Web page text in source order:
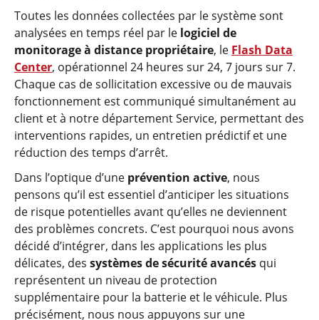
Toutes les données collectées par le système sont
analysées en temps réel par le logiciel de
monitorage à distance propriétaire, le Flash Data
Center, opérationnel 24 heures sur 24, 7 jours sur 7.
Chaque cas de sollicitation excessive ou de mauvais
fonctionnement est communiqué simultanément au
client et à notre département Service, permettant des
interventions rapides, un entretien prédictif et une
réduction des temps d’arrêt.
Dans l’optique d’une prévention active, nous
pensons qu’il est essentiel d’anticiper les situations
de risque potentielles avant qu’elles ne deviennent
des problèmes concrets. C’est pourquoi nous avons
décidé d’intégrer, dans les applications les plus
délicates, des systèmes de sécurité avancés qui
représentent un niveau de protection
supplémentaire pour la batterie et le véhicule. Plus
précisément, nous nous appuyons sur une